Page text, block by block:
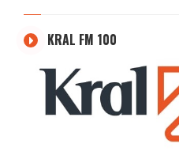
KRAL FM 100